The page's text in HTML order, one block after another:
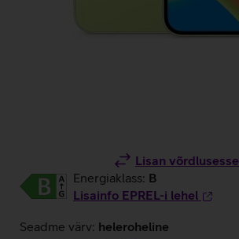
Lisan võrdlusesse
Energiaklass: B
Lisainfo EPREL-i lehel
Seadme värv: heleroheline